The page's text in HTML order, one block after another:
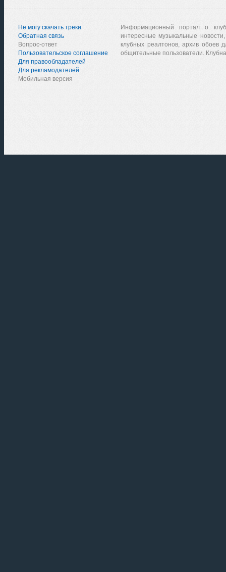
Не могу скачать треки
Обратная связь
Вопрос-ответ
Пользовательское соглашение
Для правообладателей
Для рекламодателей
Мобильная версия
Информационный портал о
интересные музыкальные
клубных реалтонов, архив обоев
общительные пользователи.